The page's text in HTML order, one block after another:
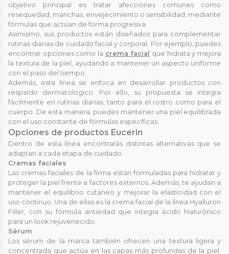
objetivo principal es tratar afecciones comunes como
resequedad, manchas, envejecimiento o sensibilidad, mediante
fórmulas que actúan de forma progresiva.
Asimismo, sus productos están diseñados para complementar
rutinas diarias de cuidado facial y corporal. Por ejemplo, puedes
encontrar opciones como la crema facial
que hidrata y mejora
la textura de la piel, ayudando a mantener un aspecto uniforme
con el paso del tiempo.
Además, esta línea se enfoca en desarrollar productos con
respaldo dermatológico. Por ello, su propuesta se integra
fácilmente en rutinas diarias, tanto para el rostro como para el
cuerpo. De esta manera, puedes mantener una piel equilibrada
con el uso constante de fórmulas específicas.
Opciones de productos Eucerin
Dentro de esta línea encontrarás distintas alternativas que se
adaptan a cada etapa de cuidado.
Cremas faciales
Las cremas faciales de la firma están formuladas para hidratar y
proteger la piel frente a factores externos. Además, te ayudan a
mantener el equilibrio cutáneo y mejorar la elasticidad con el
uso continuo. Una de ellas es la crema facial de la línea Hyalluron
Filler, con su fórmula antiedad que integra ácido hialurónico
para un look rejuvenecido.
Sérum
Los sérum de la marca también ofrecen una textura ligera y
concentrada que actúa en las capas más profundas de la piel.